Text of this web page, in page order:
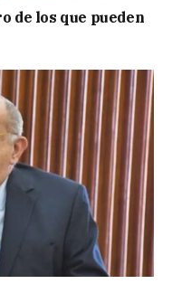
de los que pueden